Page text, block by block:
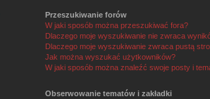
Przeszukiwanie forów
W jaki sposób można przeszukiwać fora?
Dlaczego moje wyszukiwanie nie zwraca
Dlaczego moje wyszukiwanie zwraca pustą
Jak można wyszukać użytkowników?
W jaki sposób można znaleźć swoje posty i
Obserwowanie tematów i zakładki